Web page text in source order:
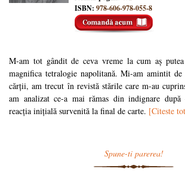
ISBN: 978-606-978-055-8
M-am tot gândit de ceva vreme la cum aș
magnifica tetralogie napolitană. Mi-am amintit de
cărții, am trecut în revistă stările care m-au
am analizat ce-a mai rămas din indignare
reacția inițială survenită la final de carte. [Citeste
Spune-ti parerea!